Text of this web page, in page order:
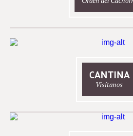
CANTINA
Visítanos